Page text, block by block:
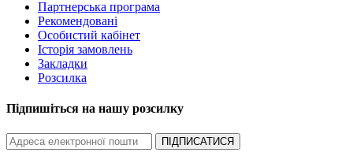
Партнерська програма
Рекомендовані
Особистий кабінет
Історія замовлень
Закладки
Розсилка
Підпишіться на нашу розсилку
ПІДПИСАТИСЯ